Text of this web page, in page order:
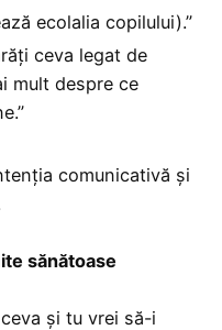
ecolalia copilului).”
ceva legat de
mult despre ce
comunicativă și
sănătoase
și tu vrei să-i